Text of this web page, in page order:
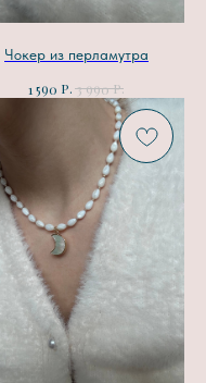
Чокер из перламутра
1 590 р. 3 990р.